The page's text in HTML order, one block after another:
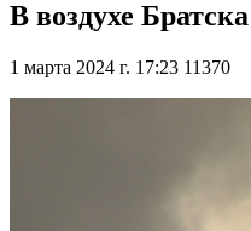
В воздухе
1 марта 2024 г. 17:23 11370